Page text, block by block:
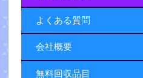
よくある質問
会社概要
無料回収品目